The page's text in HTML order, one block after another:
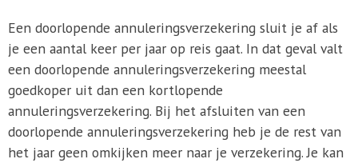
Een doorlopende annuleringsverzekering sluit je af als
je een aantal keer per jaar op reis gaat. In dat geval valt
een doorlopende annuleringsverzekering meestal
goedkoper uit dan een kortlopende
annuleringsverzekering. Bij het afsluiten van een
doorlopende annuleringsverzekering heb je de rest van
het jaar geen omkijken meer naar je verzekering. Je kan